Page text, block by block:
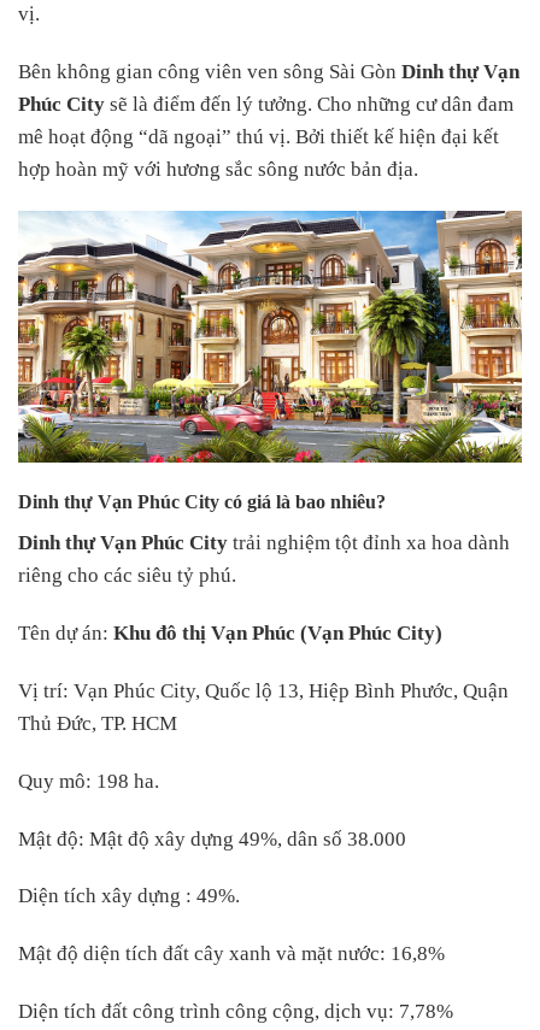
vị.
Bên không gian công viên ven sông Sài Gòn Dinh thự Vạn
Phúc City sẽ là điểm đến lý tưởng. Cho những cư dân đam
mê hoạt động “dã ngoại” thú vị. Bởi thiết kế hiện đại kết
hợp hoàn mỹ với hương sắc sông nước bản địa.
Dinh thự Vạn Phúc City có giá là bao nhiêu?
Dinh thự Vạn Phúc City trải nghiệm tột đỉnh xa hoa dành
riêng cho các siêu tỷ phú.
Tên dự án: Khu đô thị Vạn Phúc (Vạn Phúc City)
Vị trí: Vạn Phúc City, Quốc lộ 13, Hiệp Bình Phước, Quận
Thủ Đức, TP. HCM
Quy mô: 198 ha.
Mật độ: Mật độ xây dựng 49%, dân số 38.000
Diện tích xây dựng : 49%.
Mật độ diện tích đất cây xanh và mặt nước: 16,8%
Diện tích đất công trình công cộng, dịch vụ: 7,78%